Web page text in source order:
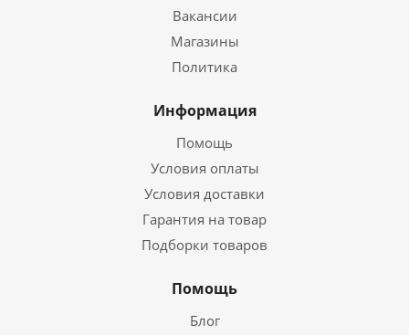
Вакансии
Магазины
Политика
Информация
Помощь
Условия оплаты
Условия доставки
Гарантия на товар
Подборки товаров
Помощь
Блог